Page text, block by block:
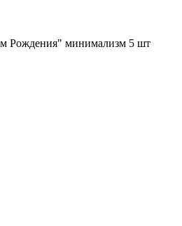
Рождения" минимализм 5 шт